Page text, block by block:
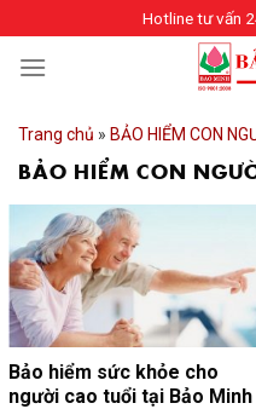
to
content
Hotline tư vấn
Trang chủ » BẢO HIỂM CON
BẢO HIỂM CON
Bảo hiểm sức khỏe cho
người cao tuổi tại Bảo Minh